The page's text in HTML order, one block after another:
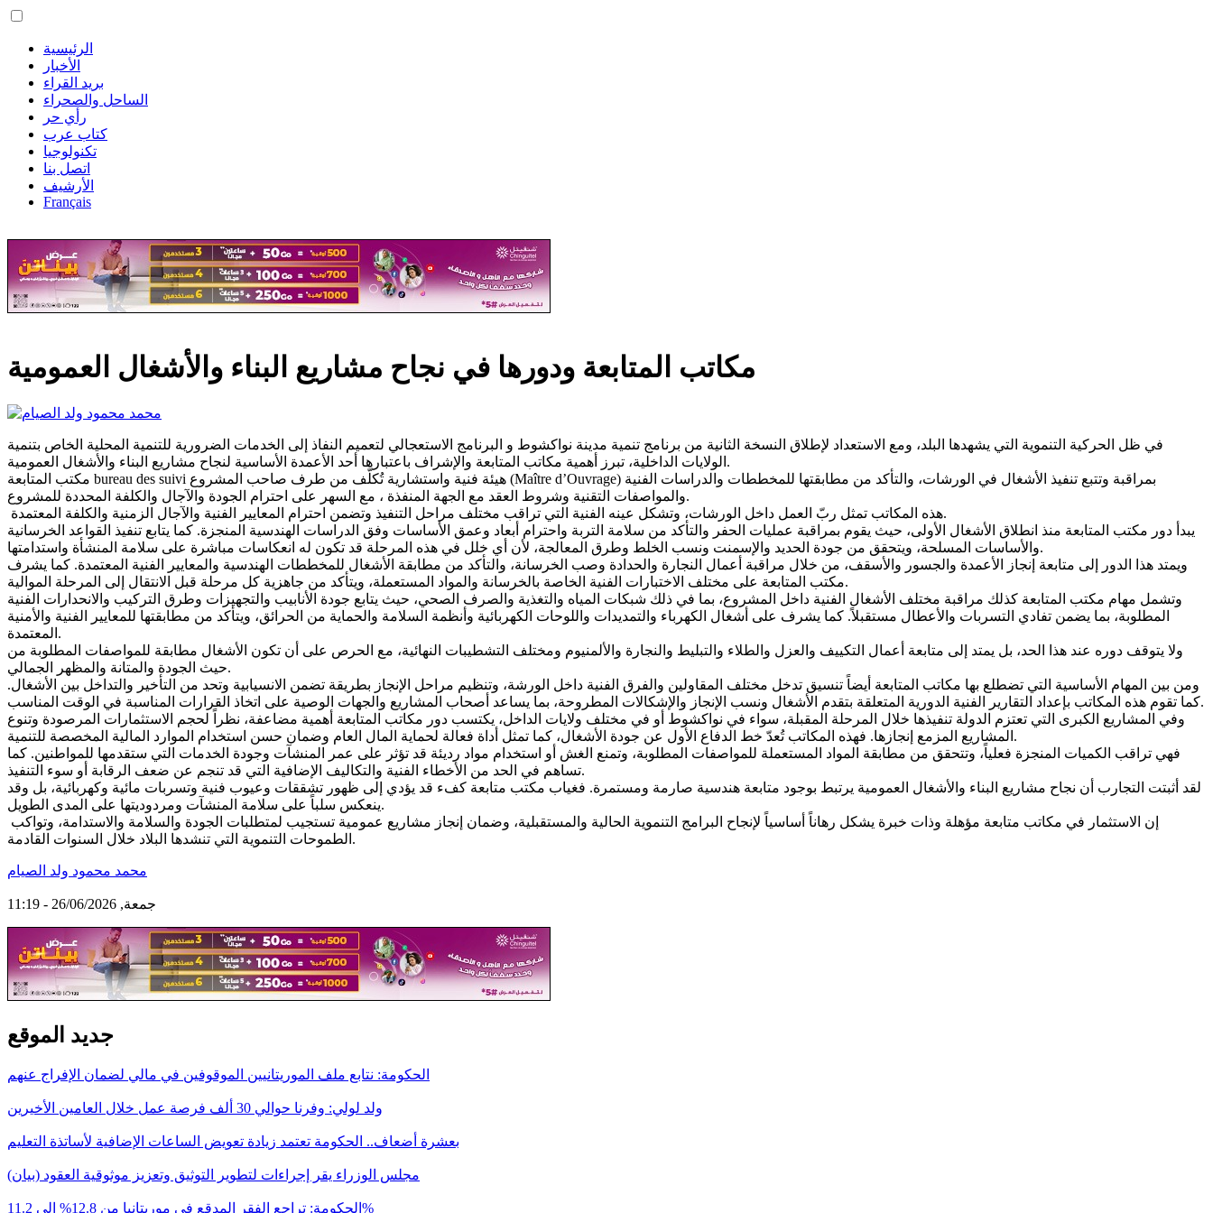
الرئيسية
الأخبار
بريد القراء
الساحل والصحراء
رأي حر
كتاب عرب
تكنولوجيا
اتصل بنا
الأرشيف
Français
مكاتب المتابعة ودورها في نجاح مشاريع البناء والأشغال العمومية
في ظل الحركية التنموية التي يشهدها البلد، ومع الاستعداد لإطلاق النسخة الثانية من برنامج تنمية مدينة نواكشوط و البرنامج الاستعجالي لتعميم النفاذ إلى الخدمات الضرورية للتنمية المحلية الخاص بتنمية
الولايات الداخلية، تبرز أهمية مكاتب المتابعة والإشراف باعتبارها أحد الأعمدة الأساسية لنجاح مشاريع البناء والأشغال العمومية.
مكتب المتابعة bureau des suivi هيئة فنية واستشارية تُكلَّف من طرف صاحب المشروع (Maître d’Ouvrage) بمراقبة وتتبع تنفيذ الأشغال في الورشات، والتأكد من مطابقتها للمخططات والدراسات الفنية
والمواصفات التقنية وشروط العقد مع الجهة المنفذة ، مع السهر على احترام الجودة والآجال والكلفة المحددة للمشروع.
هذه المكاتب تمثل ربّ العمل داخل الورشات، وتشكل عينه الفنية التي تراقب مختلف مراحل التنفيذ وتضمن احترام المعايير الفنية والآجال الزمنية والكلفة المعتمدة.
يبدأ دور مكتب المتابعة منذ انطلاق الأشغال الأولى، حيث يقوم بمراقبة عمليات الحفر والتأكد من سلامة التربة واحترام أبعاد وعمق الأساسات وفق الدراسات الهندسية المنجزة. كما يتابع تنفيذ القواعد الخرسانية
والأساسات المسلحة، ويتحقق من جودة الحديد والإسمنت ونسب الخلط وطرق المعالجة، لأن أي خلل في هذه المرحلة قد تكون له انعكاسات مباشرة على سلامة المنشأة واستدامتها.
ويمتد هذا الدور إلى متابعة إنجاز الأعمدة والجسور والأسقف، من خلال مراقبة أعمال النجارة والحدادة وصب الخرسانة، والتأكد من مطابقة الأشغال للمخططات الهندسية والمعايير الفنية المعتمدة. كما يشرف
مكتب المتابعة على مختلف الاختبارات الفنية الخاصة بالخرسانة والمواد المستعملة، ويتأكد من جاهزية كل مرحلة قبل الانتقال إلى المرحلة الموالية.
وتشمل مهام مكتب المتابعة كذلك مراقبة مختلف الأشغال الفنية داخل المشروع، بما في ذلك شبكات المياه والتغذية والصرف الصحي، حيث يتابع جودة الأنابيب والتجهيزات وطرق التركيب والانحدارات الفنية
المطلوبة، بما يضمن تفادي التسربات والأعطال مستقبلاً. كما يشرف على أشغال الكهرباء والتمديدات واللوحات الكهربائية وأنظمة السلامة والحماية من الحرائق، ويتأكد من مطابقتها للمعايير الفنية والأمنية
المعتمدة.
ولا يتوقف دوره عند هذا الحد، بل يمتد إلى متابعة أعمال التكييف والعزل والطلاء والتبليط والنجارة والألمنيوم ومختلف التشطيبات النهائية، مع الحرص على أن تكون الأشغال مطابقة للمواصفات المطلوبة من
حيث الجودة والمتانة والمظهر الجمالي.
ومن بين المهام الأساسية التي تضطلع بها مكاتب المتابعة أيضاً تنسيق تدخل مختلف المقاولين والفرق الفنية داخل الورشة، وتنظيم مراحل الإنجاز بطريقة تضمن الانسيابية وتحد من التأخير والتداخل بين الأشغال.
كما تقوم هذه المكاتب بإعداد التقارير الفنية الدورية المتعلقة بتقدم الأشغال ونسب الإنجاز والإشكالات المطروحة، بما يساعد أصحاب المشاريع والجهات الوصية على اتخاذ القرارات المناسبة في الوقت المناسب.
وفي المشاريع الكبرى التي تعتزم الدولة تنفيذها خلال المرحلة المقبلة، سواء في نواكشوط أو في مختلف ولايات الداخل، يكتسب دور مكاتب المتابعة أهمية مضاعفة، نظراً لحجم الاستثمارات المرصودة وتنوع
المشاريع المزمع إنجازها. فهذه المكاتب تُعدّ خط الدفاع الأول عن جودة الأشغال، كما تمثل أداة فعالة لحماية المال العام وضمان حسن استخدام الموارد المالية المخصصة للتنمية.
فهي تراقب الكميات المنجزة فعلياً، وتتحقق من مطابقة المواد المستعملة للمواصفات المطلوبة، وتمنع الغش أو استخدام مواد رديئة قد تؤثر على عمر المنشآت وجودة الخدمات التي ستقدمها للمواطنين. كما
تساهم في الحد من الأخطاء الفنية والتكاليف الإضافية التي قد تنجم عن ضعف الرقابة أو سوء التنفيذ.
لقد أثبتت التجارب أن نجاح مشاريع البناء والأشغال العمومية يرتبط بوجود متابعة هندسية صارمة ومستمرة. فغياب مكتب متابعة كفء قد يؤدي إلى ظهور تشققات وعيوب فنية وتسربات مائية وكهربائية، بل وقد
ينعكس سلباً على سلامة المنشآت ومردوديتها على المدى الطويل.
الطموحات التنموية التي تنشدها البلاد خلال السنوات القادمة.
محمد محمود ولد الصيام
جمعة, 26/06/2026 - 11:19
جديد الموقع
الحكومة: نتابع ملف الموريتانيين الموقوفين في مالي لضمان الإفراج عنهم
ولد لولي: وفرنا حوالي 30 ألف فرصة عمل خلال العامين الأخيرين
بعشرة أضعاف.. الحكومة تعتمد زيادة تعويض الساعات الإضافية لأساتذة التعليم
مجلس الوزراء يقر إجراءات لتطوير التوثيق وتعزيز موثوقية العقود (بيان)
الحكومة: تراجع الفقر المدقع في موريتانيا من 12.8% إلى 11.2%